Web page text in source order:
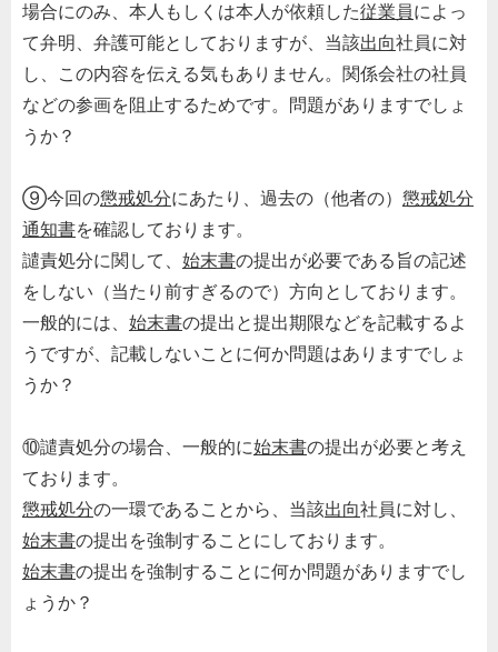
場合にのみ、本人もしくは本人が依頼した従業員によっ
て弁明、弁護可能としておりますが、当該出向社員に対
し、この内容を伝える気もありません。関係会社の社員
などの参画を阻止するためです。問題がありますでしょ
うか？
⑨今回の懲戒処分にあたり、過去の（他者の） 懲戒処分
通知書を確認しております。
譴責処分に関して、 始末書の提出が必要である旨の記述
をしない（当たり前すぎるので）方向としております。
一般的には、 始末書の提出と提出期限などを記載するよ
うですが、記載しないことに何か問題はありますでしょ
うか？
⑩譴責処分の場合、一般的に始末書の提出が必要と考え
ております。
懲戒処分の一環であることから、当該出向社員に対し、
始末書の提出を強制することにしております。
始末書の提出を強制することに何か問題がありますでし
ょうか？